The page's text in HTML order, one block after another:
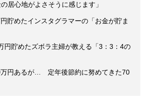
居心地がよさそうに感じます」
貯めたインスタグラマーの「お金が貯ま
円貯めたズボラ主婦が教える「3：3：4の
万円あるが… 定年後節約に努めてきた70